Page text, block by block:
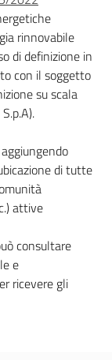
rinnovabile
di definizione in
con il soggetto
su scala
aggiungendo
di tutte
attive
consultare
e
ricevere gli